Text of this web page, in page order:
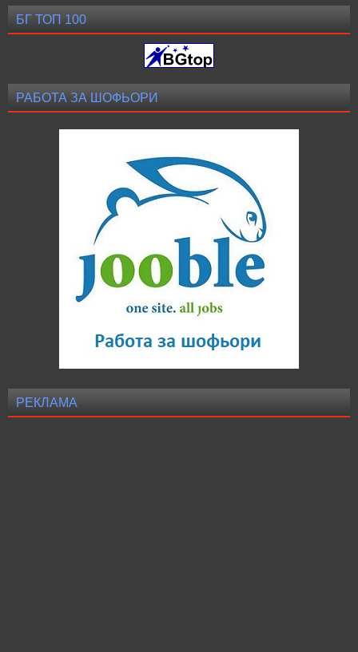
БГ ТОП 100
РАБОТА ЗА ШОФЬОРИ
РЕКЛАМА